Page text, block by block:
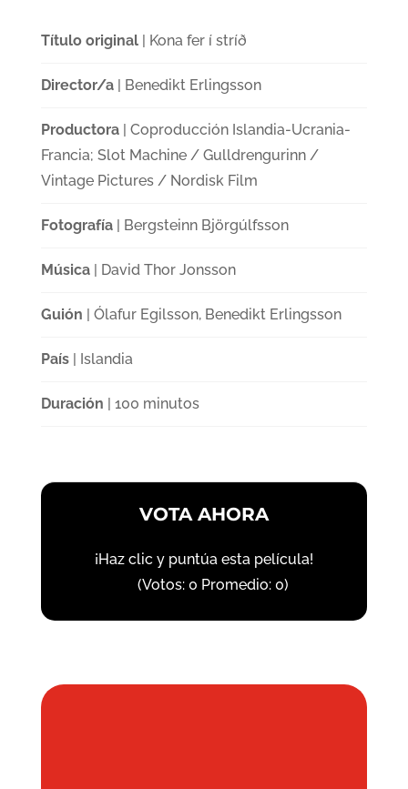
Título original| Kona fer í stríð
Director/a| Benedikt Erlingsson
Productora| Coproducción Islandia-Ucrania-
Francia; Slot Machine / Gulldrengurinn /
Vintage Pictures / Nordisk Film
Fotografía| Bergsteinn Björgúlfsson
Música| David Thor Jonsson
Guión | Ólafur Egilsson, Benedikt Erlingsson
País| Islandia
Duración | 100 minutos
VOTA AHORA
¡Haz clic y puntúa esta película!
(Votos: 0 Promedio: 0)